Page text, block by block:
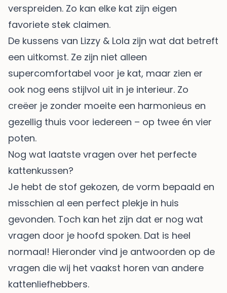
verspreiden. Zo kan elke kat zijn eigen
favoriete stek claimen.
De kussens van Lizzy & Lola zijn wat dat betreft
een uitkomst. Ze zijn niet alleen
supercomfortabel voor je kat, maar zien er
ook nog eens stijlvol uit in je interieur. Zo
creëer je zonder moeite een harmonieus en
gezellig thuis voor iedereen – op twee én vier
poten.
Nog wat laatste vragen over het perfecte
kattenkussen?
Je hebt de stof gekozen, de vorm bepaald en
misschien al een perfect plekje in huis
gevonden. Toch kan het zijn dat er nog wat
vragen door je hoofd spoken. Dat is heel
normaal! Hieronder vind je antwoorden op de
vragen die wij het vaakst horen van andere
kattenliefhebbers.